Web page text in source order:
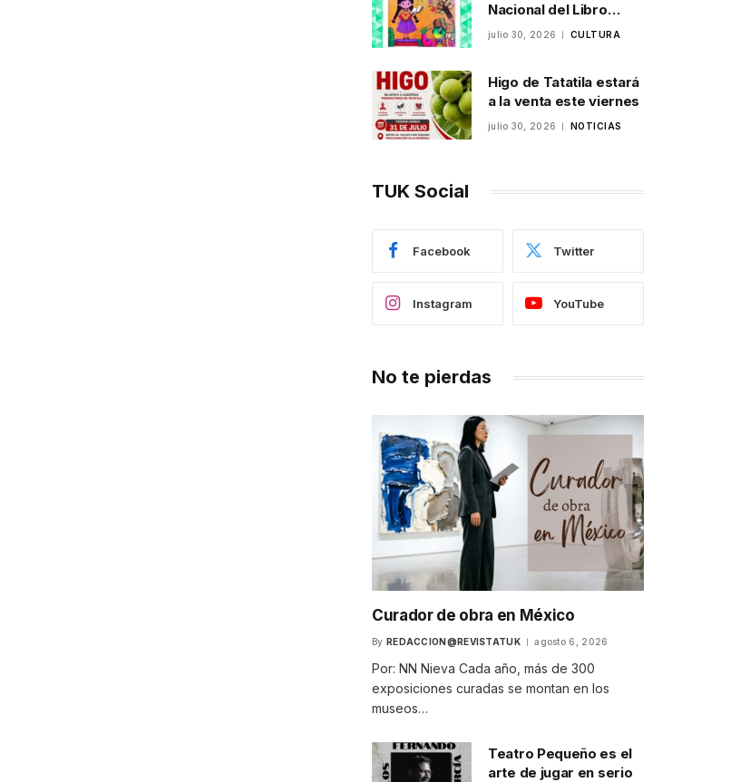
Nacional del Libro
Infantil y Juvenil en
julio 30, 2026 CULTURA
Higo de Tatatila estará
a la venta este viernes
julio 30, 2026 NOTICIAS
TUK Social
Facebook Twitter
Instagram YouTube
No te pierdas
Curador de obra en México
By REDACCION@REVISTATUK agosto 6, 2026
Por: NN Nieva Cada año, más de 300
exposiciones curadas se montan en los
museos…
Teatro Pequeño es el
arte de jugar en serio